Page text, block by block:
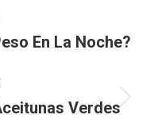
En La Noche?
Verdes